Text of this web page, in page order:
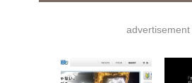
advertisement